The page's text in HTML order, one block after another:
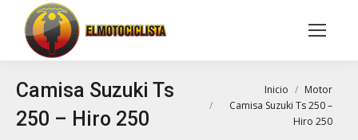
Buscar:
Camisa Suzuki Ts
250 – Hiro 250
Inicio
Motor
Camisa Suzuki Ts 250 –
Hiro 250